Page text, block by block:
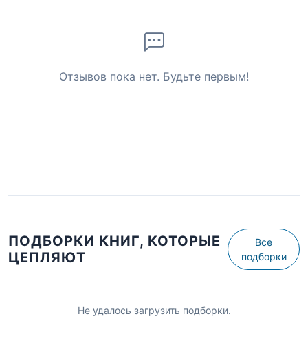
Отзывов пока нет. Будьте первым!
ПОДБОРКИ КНИГ, КОТОРЫЕ
ЦЕПЛЯЮТ
Все
подборки
Не удалось загрузить подборки.